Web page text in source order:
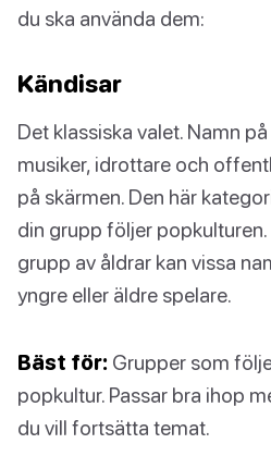
du ska använda dem:
Kändisar
Det klassiska valet. Namn
musiker, idrottare och
på skärmen. Den här
din grupp följer
grupp av åldrar kan vissa
yngre eller äldre spelare.
Bäst för: Grupper som
popkultur. Passar bra ihop
du vill fortsätta temat.